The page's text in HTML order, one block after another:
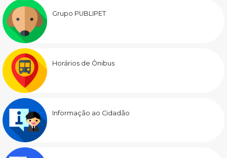
Grupo PUBLIPET
Horários de Ônibus
Informação ao Cidadão